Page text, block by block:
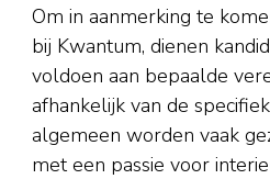
Om in aanmerking te
bij Kwantum, dienen
voldoen aan bepaalde
afhankelijk van de
algemeen worden vaak
met een passie voor